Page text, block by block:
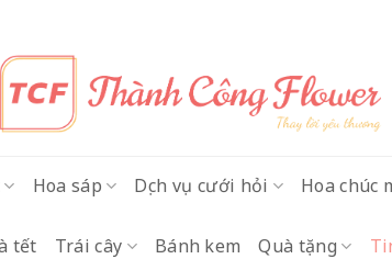
Hoa sáp Dịch vụ cưới hỏi Hoa chúc
tết Trái cây Bánh kem Quà tặng